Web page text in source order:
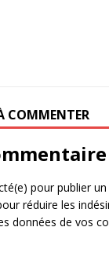
COMMENTER
pour publier
réduire les
données de vos